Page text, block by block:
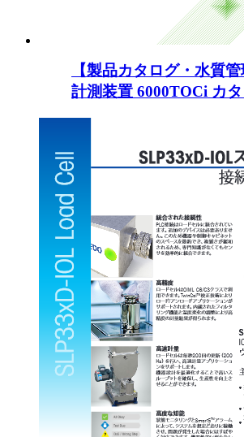
【製品カタログ・水質
計測装置 6000TOCi カ